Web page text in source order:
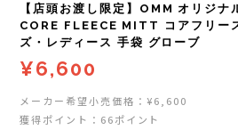
ストックポール
その他
PUREPALA(ピュアパラ)
SAMURAICHARGE Pro
SAMURAI GEL(サムライジェル)
DYNAFIT(ディナフィット)
ELDORESO(エルドレッソ)
extremities (エクストリミティーズ)
【店頭お渡し限定】OMM オリジナ
CORE FLEECE MITT コアフリー
ズ・レディース 手袋 グローブ
¥6,600
メーカー希望小売価格：¥6,600
獲得ポイント：66ポイント